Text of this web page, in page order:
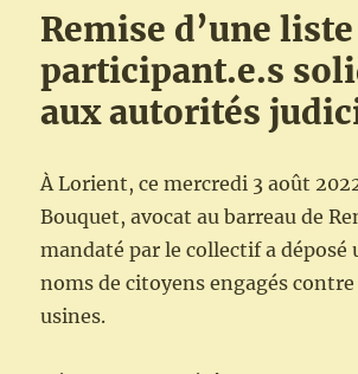
Remise d’une
participant.e.s
aux autorités
À Lorient, ce mercredi 3 août
Bouquet, avocat au barreau de
mandaté par le collectif a déposé
noms de citoyens engagés
usines.